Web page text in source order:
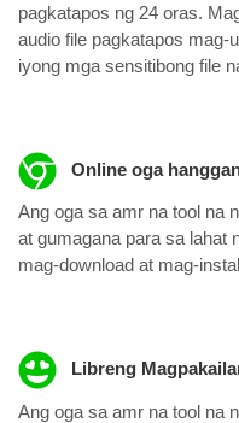
pagkatapos ng 24 oras.
audio file pagkatapos mag-
iyong mga sensitibong file
Online oga
Ang oga sa amr na tool na
at gumagana para sa lahat
mag-download at mag-
Libreng
Ang oga sa amr na tool na